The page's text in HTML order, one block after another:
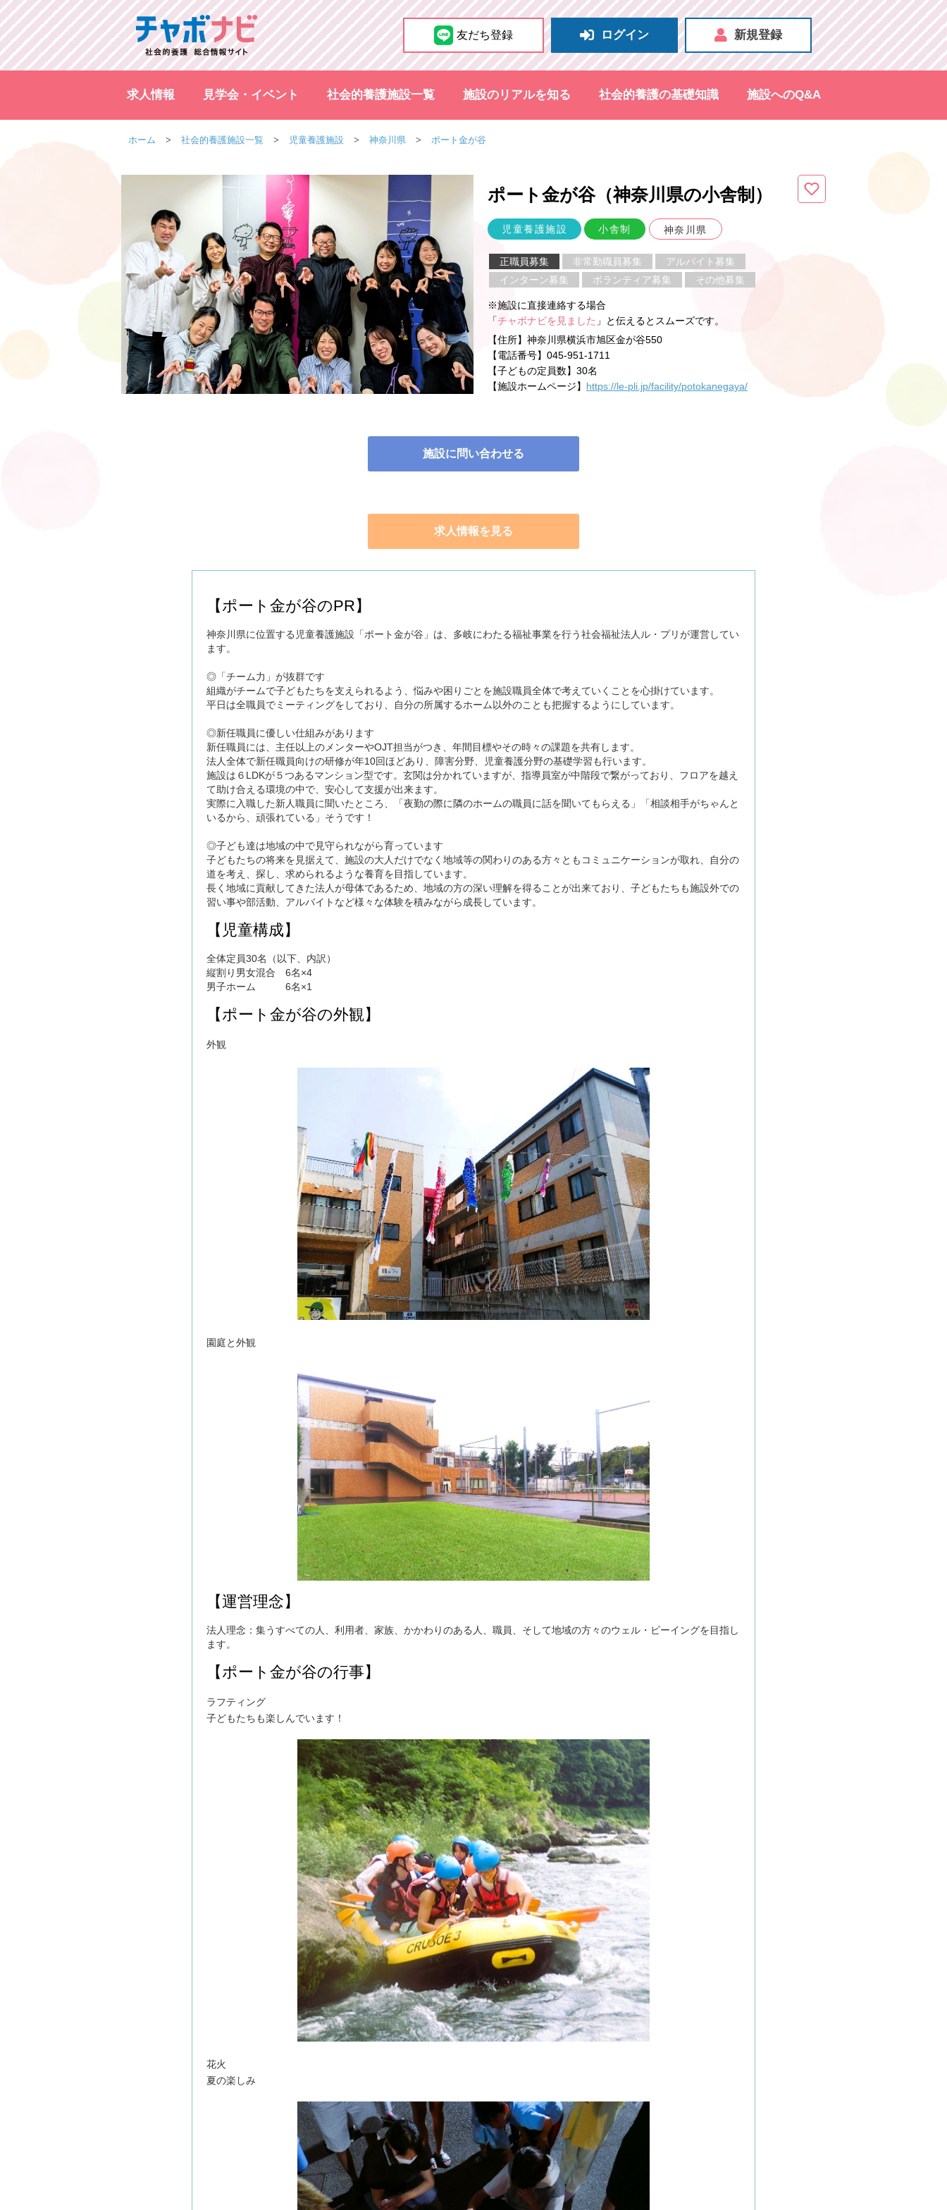
友だち登録 ログイン 新規登録
求人情報 見学会・イベント 社会的養護施設一覧 施設のリアルを知る 社会的養護の基礎知識 施設へのQ&A
ホーム 社会的養護施設一覧 児童養護施設 神奈川県 ポート金が谷
ポート金が谷（神奈川県の小舎制 ）
児童養護施設 小舎制 神奈川県
正職員募集 非常勤職員募集
アルバイト募集
インターン募集
ボランティア募集 その他募集
※施設に直接連絡する場合
「チャボナビを見ました 」と伝えるとスムーズです。
【住所】 神奈川県横浜市旭区金が谷550
【電話番号】 045-951-1711
【子どもの定員数】 30名
【施設ホームページ】 https://le-pli.jp/facility/potokanegaya/
施設に問い合わせる
求人情報を見る
【ポート金が谷のPR】
神奈川県に位置する児童養護施設「ポート金が谷」は、多岐にわたる福祉事業を行う社会福祉法人ル・プリが運営してい
ます。
◎「チーム力」が抜群です
組織がチームで子どもたちを支えられるよう、悩みや困りごとを施設職員全体で考えていくことを心掛けています。
平日は全職員でミーティングをしており、自分の所属するホーム以外のことも把握するようにしています。
◎新任職員に優しい仕組みがあります
新任職員には、主任以上のメンターやOJT担当がつき、年間目標やその時々の課題を共有します。
法人全体で新任職員向けの研修が年10回ほどあり、障害分野、児童養護分野の基礎学習も行います。
施設は６LDKが５つあるマンション型です。玄関は分かれていますが、指導員室が中階段で繋がっており、フロアを越え
て助け合える環境の中で、安心して支援が出来ます。
実際に入職した新人職員に聞いたところ、「夜勤の際に隣のホームの職員に話を聞いてもらえる」「相談相手がちゃんと
いるから、頑張れている」そうです！
◎子ども達は地域の中で見守られながら育っています
子どもたちの将来を見据えて、施設の大人だけでなく地域等の関わりのある方々ともコミュニケーションが取れ、自分の
道を考え、探し、求められるような養育を目指しています。
長く地域に貢献してきた法人が母体であるため、地域の方の深い理解を得ることが出来ており、子どもたちも施設外での
習い事や部活動、アルバイトなど様々な体験を積みながら成長しています。
【児童構成】
全体定員30名（以下、内訳）
縦割り男女混合 6名×4
男子ホーム 6名×1
【ポート金が谷の外観】
外観
園庭と外観
【運営理念】
法人理念：集うすべての人、利用者、家族、かかわりのある人、職員、そして地域の方々のウェル・ビーイングを目指し
ます。
【ポート金が谷の行事】
ラフティング
子どもたちも楽しんでいます！
花火
夏の楽しみ